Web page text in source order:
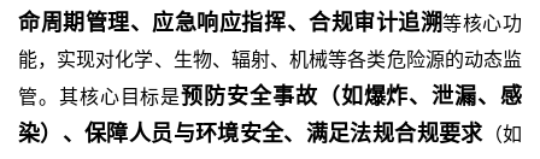
命周期管理、应急响应指挥、合规审计追溯等核心功
能，实现对化学、生物、辐射、机械等各类危险源的动态监
管。其核心目标是预防安全事故（如爆炸、泄漏、感
染）、保障人员与环境安全、满足法规合规要求（如